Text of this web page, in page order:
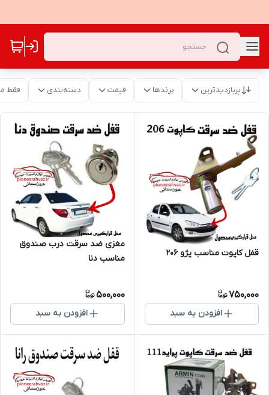
پربازدیدترین برندها قیمت دسته‌بندی فقط
قفل کاپوت مناسب پژو ۲۰۶
750,000
افزودن به سبد
مغزی ضد سرقت درب صندوق
مناسب دنا
500,000
افزودن به سبد